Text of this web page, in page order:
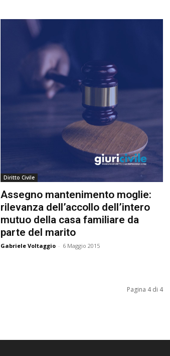
Diritto Civile
Assegno mantenimento moglie:
rilevanza dell’accollo dell’intero
mutuo della casa familiare da
parte del marito
Gabriele Voltaggio - 6 Maggio 2015
Pagina 4 di 4